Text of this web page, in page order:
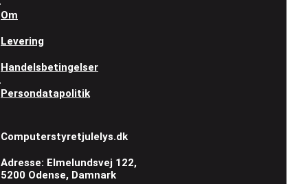
Om
Levering
Handelsbetingelser
Persondatapolitik
Computerstyretjulelys.dk
Adresse: Elmelundsvej 122,
5200 Odense, Damnark